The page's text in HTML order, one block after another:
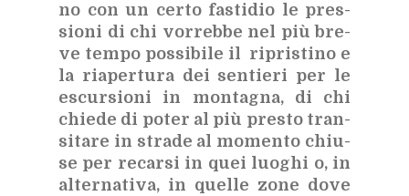
no con un cer­to fa­sti­dio le pres­
sio­ni di chi vor­reb­be nel più bre­
ve tem­po pos­si­bi­le il ri­pri­sti­no e
la ria­per­tu­ra dei sen­tie­ri per le
escur­sio­ni in mon­ta­gna, di chi
chie­de di po­ter al più pre­sto tran­
si­ta­re in stra­de al mo­men­to chiu­
se per re­car­si in quei luo­ghi o, in
al­ter­na­ti­va, in quel­le zone dove